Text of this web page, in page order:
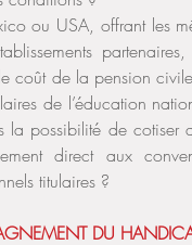
ou USA, offrant les
coût de la pension
de l’éducation
possibilité de cotiser
direct aux
titulaires ?
DU